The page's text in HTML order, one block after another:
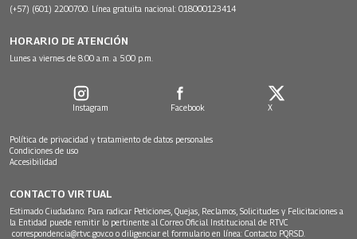
(+57) (601) 2200700. Línea gratuita nacional: 018000123414
HORARIO DE ATENCIÓN
Lunes a viernes de 8:00 a.m. a 5:00 p.m.
Instagram Facebook X
Política de privacidad y tratamiento de datos personales
Condiciones de uso
Accesibilidad
CONTACTO VIRTUAL
Estimado Ciudadano: Para radicar Peticiones, Quejas, Reclamos, Solicitudes y Felicitaciones a
la Entidad puede remitir lo pertinente al Correo Oficial Institucional de RTVC
correspondencia@rtvc.gov.co o diligenciar el formulario en línea: Contacto PQRSD.